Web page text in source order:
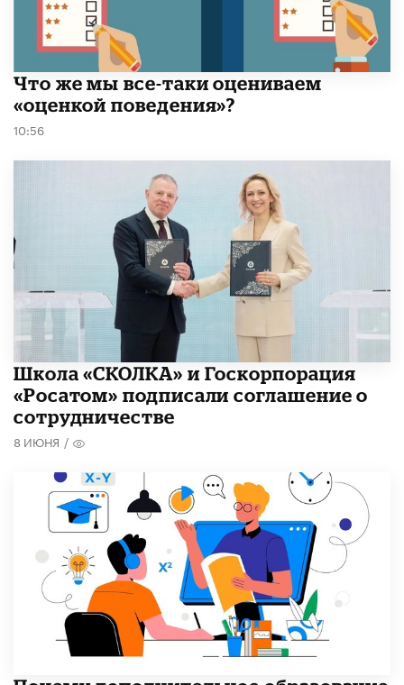
​Что же мы все-таки оцениваем
«оценкой поведения»?
10:56
Школа «СКОЛКА» и Госкорпорация
«Росатом» подписали соглашение о
сотрудничестве
8 ИЮНЯ /